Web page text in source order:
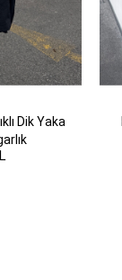
Dik Yaka